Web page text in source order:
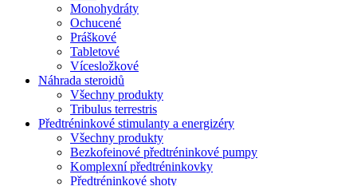
Monohydráty
Ochucené
Práškové
Tabletové
Vícesložkové
Náhrada steroidů
Všechny produkty
Tribulus terrestris
Předtréninkové stimulanty a energizéry
Všechny produkty
Bezkofeinové předtréninkové pumpy
Komplexní předtréninkovky
Předtréninkové shoty